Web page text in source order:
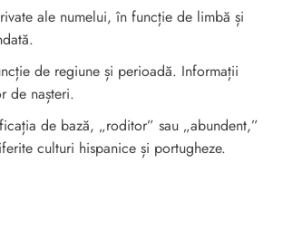
ale numelui, în funcție de limbă și
de regiune și perioadă. Informații
de nașteri.
de bază, „roditor” sau „abundent,”
culturi hispanice și portugheze.